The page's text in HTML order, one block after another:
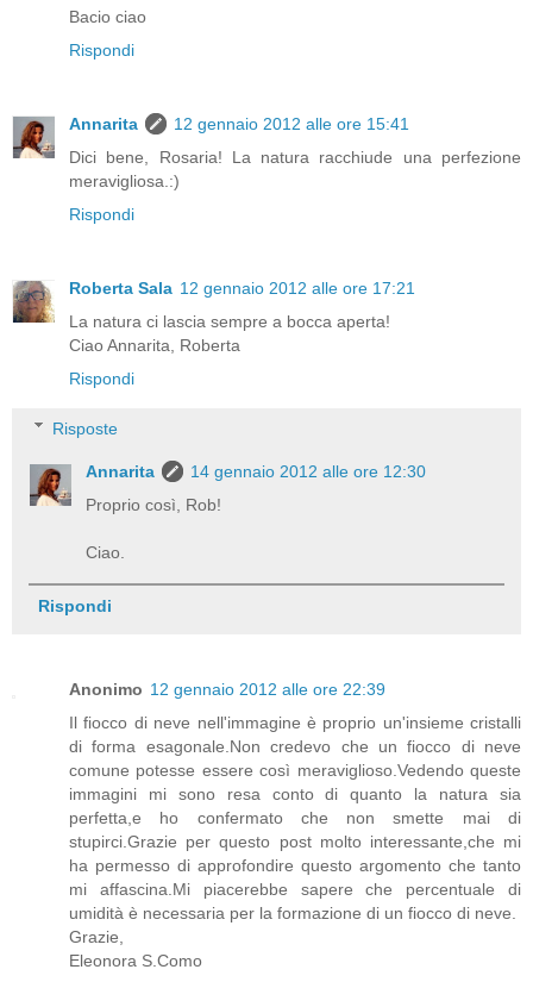
Bacio ciao
Rispondi
Annarita
12 gennaio 2012 alle ore 15:41
Dici bene, Rosaria! La natura racchiude una perfezione
meravigliosa.:)
Rispondi
Roberta Sala 12 gennaio 2012 alle ore 17:21
La natura ci lascia sempre a bocca aperta!
Ciao Annarita, Roberta
Rispondi
Risposte
Annarita
14 gennaio 2012 alle ore 12:30
Proprio così, Rob!
Ciao.
Rispondi
Anonimo 12 gennaio 2012 alle ore 22:39
Il fiocco di neve nell'immagine è proprio un'insieme cristalli
di forma esagonale.Non credevo che un fiocco di neve
comune potesse essere così meraviglioso.Vedendo queste
immagini mi sono resa conto di quanto la natura sia
perfetta,e ho confermato che non smette mai di
stupirci.Grazie per questo post molto interessante,che mi
ha permesso di approfondire questo argomento che tanto
mi affascina.Mi piacerebbe sapere che percentuale di
umidità è necessaria per la formazione di un fiocco di neve.
Grazie,
Eleonora S.Como